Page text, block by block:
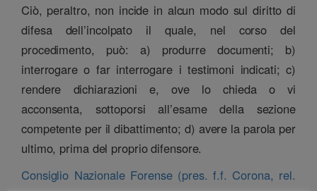
Ciò, peraltro, non incide in alcun modo sul diritto di
difesa dell’incolpato il quale, nel corso del
procedimento, può: a) produrre documenti; b)
interrogare o far interrogare i testimoni indicati; c)
rendere dichiarazioni e, ove lo chieda o vi
acconsenta, sottoporsi all’esame della sezione
competente per il dibattimento; d) avere la parola per
ultimo, prima del proprio difensore.
Consiglio Nazionale Forense (pres. f.f. Corona, rel.